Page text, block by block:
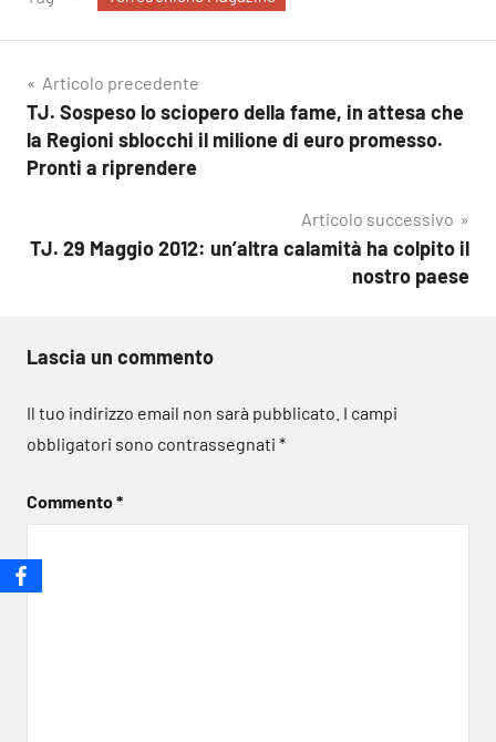
Navigazione
articoli
Articolo precedente
TJ. Sospeso lo sciopero della fame, in attesa che
la Regioni sblocchi il milione di euro promesso.
Pronti a riprendere
Articolo successivo
TJ. 29 Maggio 2012: un’altra calamità ha colpito il
nostro paese
Lascia un commento
Il tuo indirizzo email non sarà pubblicato. I campi
obbligatori sono contrassegnati *
Commento*